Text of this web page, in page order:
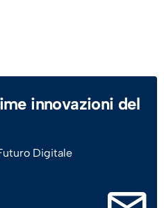
innovazioni del
Digitale